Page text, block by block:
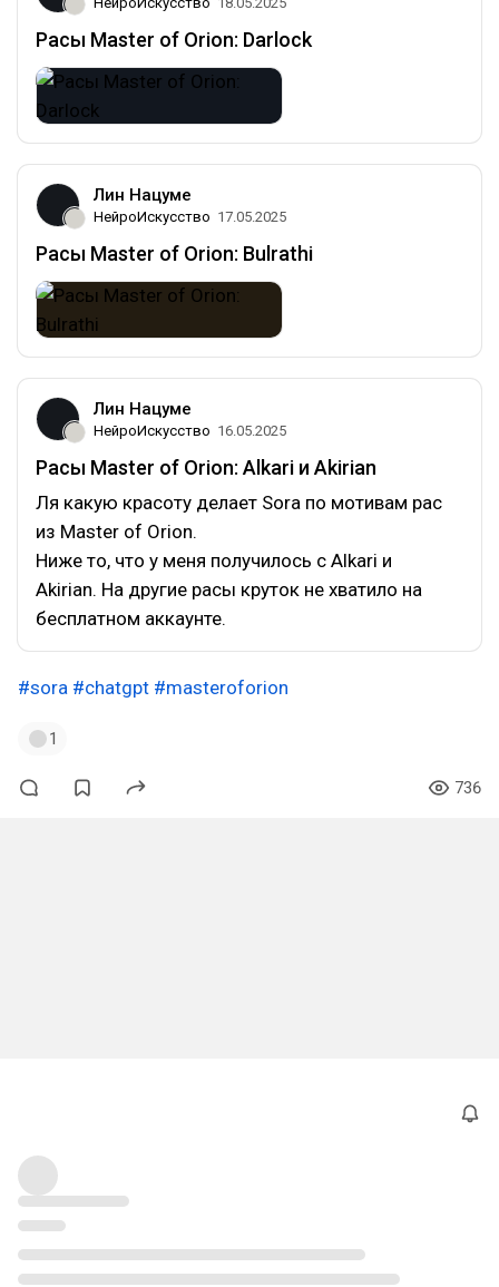
Расы Master of Orion: Darlock
Лин Нацуме
НейроИскусство 17.05.2025
Расы Master of Orion: Bulrathi
Лин Нацуме
НейроИскусство 16.05.2025
Расы Master of Orion: Alkari и Akirian
Ля какую красоту делает Sora по мотивам рас
из Master of Orion.
Ниже то, что у меня получилось с Alkari и
Akirian. На другие расы круток не хватило на
бесплатном аккаунте.
#sora #chatgpt #masteroforion
1
736